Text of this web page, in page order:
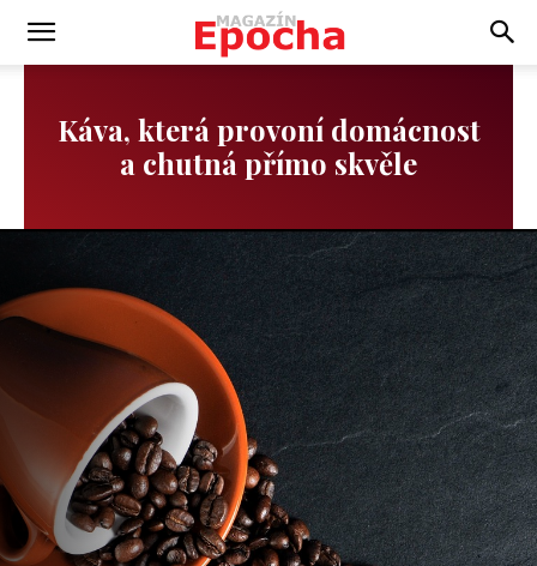
Káva, která provoní domácnost
a chutná přímo skvěle